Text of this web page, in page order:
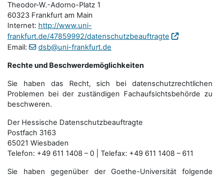
Theodor-W.-Adorno-Platz 1
60323 Frankfurt am Main
Internet: http://www.uni-
frankfurt.de/47859992/datenschutzbeauftragte
Email:
dsb@uni-frankfurt.de
Rechte und Beschwerdemöglichkeiten
Sie haben das Recht, sich bei datenschutzrechtlichen
Problemen bei der zuständigen Fachauf­sichts­behörde zu
beschweren.
Der Hessische Datenschutzbeauftragte
Postfach 3163
65021 Wiesbaden
Telefon: +49 611 1408 – 0 | Telefax: +49 611 1408 – 611
Sie haben gegenüber der Goethe-Universität folgende